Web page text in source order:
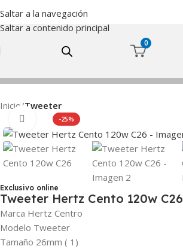
Saltar a la navegación
Saltar a contenido principal
0
Inicio Tweeter
-25%
Haga Click para agrandar
Exclusivo online
Tweeter Hertz Cento 120w C26
Marca Hertz Centro
Modelo Tweeter
Tamaño 26mm ( 1)